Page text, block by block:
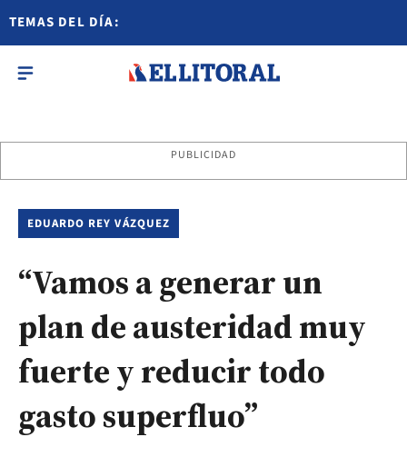
TEMAS DEL DÍA:
PUBLICIDAD
EDUARDO REY VÁZQUEZ
“Vamos a generar un
plan de austeridad muy
fuerte y reducir todo
gasto superfluo”